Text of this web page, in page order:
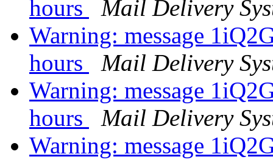
hours
Mail Delivery
Warning: message
hours
Mail Delivery
Warning: message
hours
Mail Delivery
Warning: message